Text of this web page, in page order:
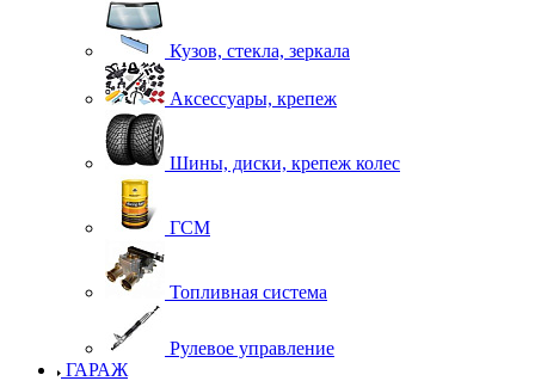
Кузов, стекла, зеркала
Аксессуары, крепеж
Шины, диски, крепеж колес
ГСМ
Топливная система
Рулевое управление
ГАРАЖ